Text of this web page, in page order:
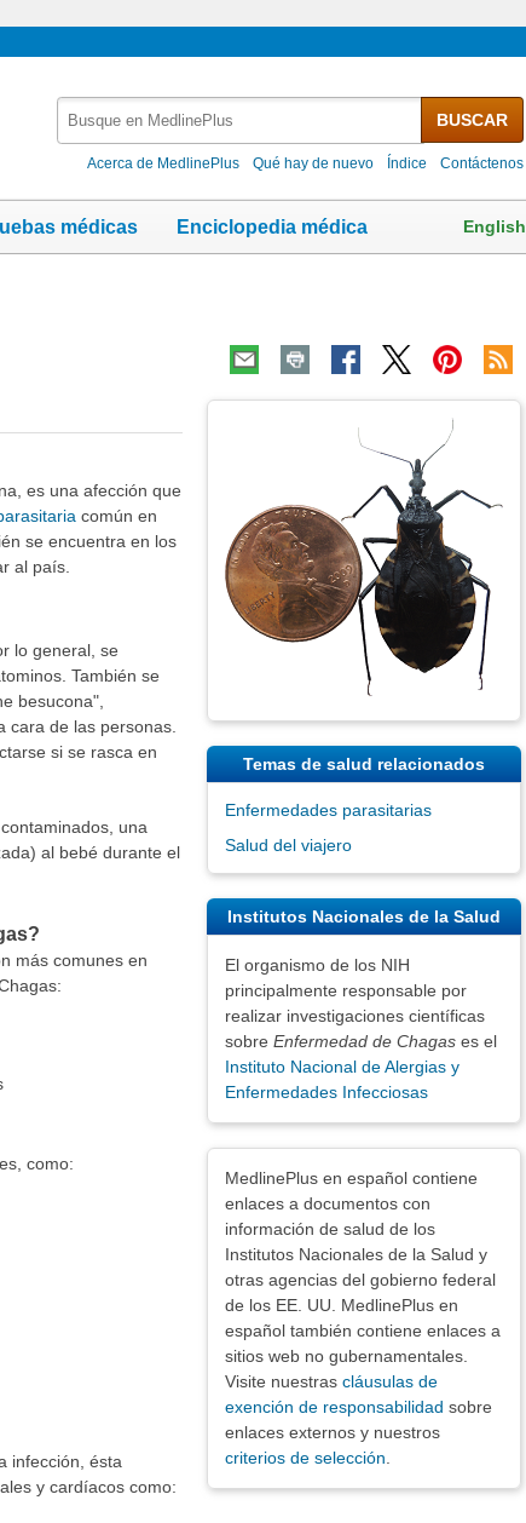
MedlinePlus
BUSCAR
Acerca de MedlinePlus Qué hay de nuevo Índice Contáctenos
médicas Enciclopedia médica English
es una afección que
común en
se encuentra en los
al país.
lo general, se
También se
besucona",
cara de las personas.
si se rasca en
una
al bebé durante el
más comunes en
como:
infección, ésta
y cardíacos como:
Temas de salud relacionados
Enfermedades parasitarias
Salud del viajero
Institutos Nacionales de la Salud
El organismo de los NIH
principalmente responsable por
realizar investigaciones científicas
sobre Enfermedad de Chagases el
Instituto Nacional de Alergias y
Enfermedades Infecciosas
MedlinePlus en español contiene
enlaces a documentos con
información de salud de los
Institutos Nacionales de la Salud y
otras agencias del gobierno federal
de los EE. UU. MedlinePlus en
español también contiene enlaces a
sitios web no gubernamentales.
Visite nuestras cláusulas de
exención de responsabilidad sobre
enlaces externos y nuestros
criterios de selección